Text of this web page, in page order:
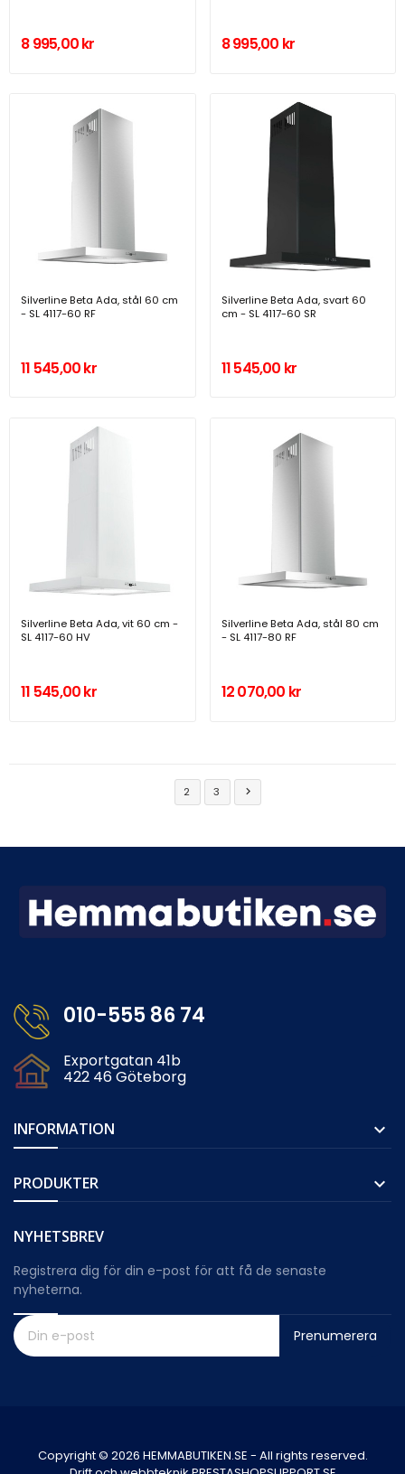
8 995,00 kr 8 995,00 kr
Silverline Beta Ada, stål 60 cm
- SL 4117-60 RF
11 545,00 kr
Silverline Beta Ada, svart 60
cm - SL 4117-60 SR
11 545,00 kr
Silverline Beta Ada, vit 60 cm -
SL 4117-60 HV
11 545,00 kr
Silverline Beta Ada, stål 80 cm
- SL 4117-80 RF
12 070,00 kr
2 3 
010-555 86 74
Exportgatan 41b
422 46 Göteborg
INFORMATION 
PRODUKTER 
NYHETSBREV
Registrera dig för din e-post för att få de senaste
nyheterna.
Prenumerera
Copyright © 2026 HEMMABUTIKEN.SE - All rights reserved.